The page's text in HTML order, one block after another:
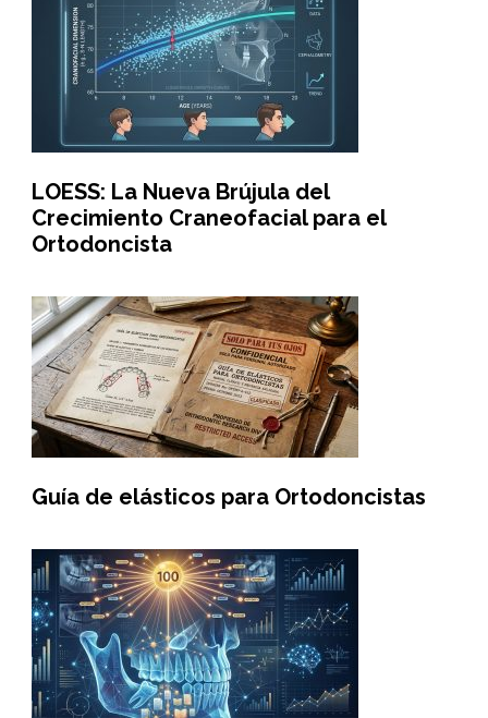
LOESS: La Nueva Brújula del
Crecimiento Craneofacial para el
Ortodoncista
Guía de elásticos para Ortodoncistas